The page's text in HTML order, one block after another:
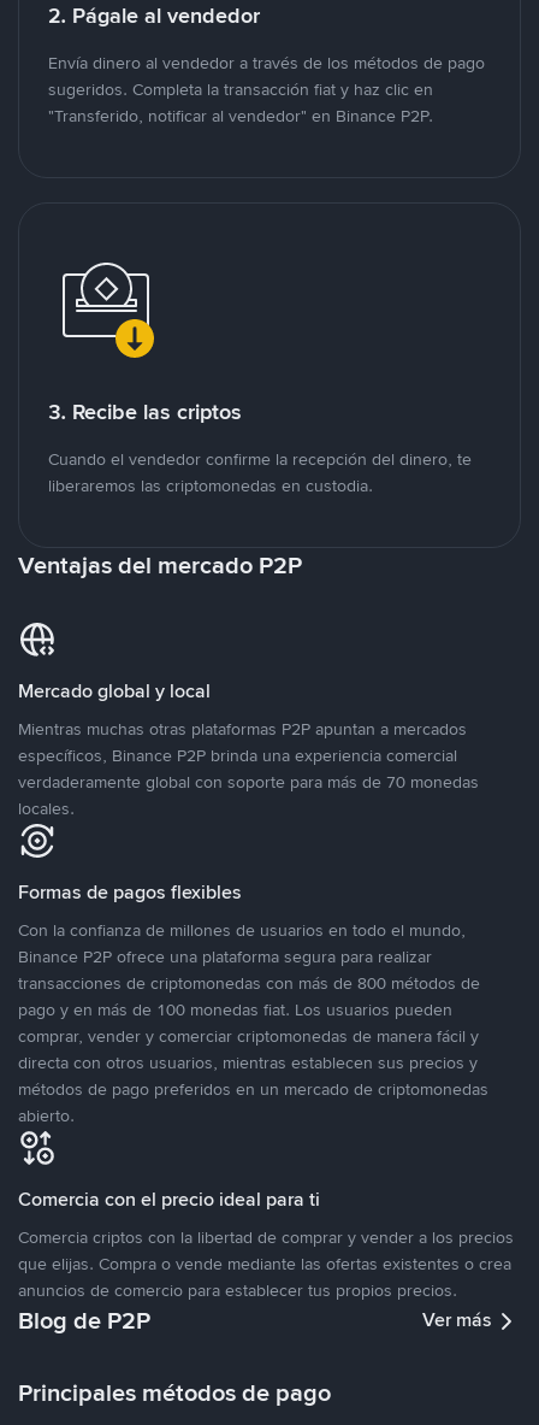
2. Págale al vendedor
Envía dinero al vendedor a través de los métodos de pago
sugeridos. Completa la transacción fiat y haz clic en
"Transferido, notificar al vendedor" en Binance P2P.
3. Recibe las criptos
Cuando el vendedor confirme la recepción del dinero, te
liberaremos las criptomonedas en custodia.
Ventajas del mercado P2P
Mercado global y local
Mientras muchas otras plataformas P2P apuntan a mercados
específicos, Binance P2P brinda una experiencia comercial
verdaderamente global con soporte para más de 70 monedas
locales.
Formas de pagos flexibles
Con la confianza de millones de usuarios en todo el mundo,
Binance P2P ofrece una plataforma segura para realizar
transacciones de criptomonedas con más de 800 métodos de
pago y en más de 100 monedas fiat. Los usuarios pueden
comprar, vender y comerciar criptomonedas de manera fácil y
directa con otros usuarios, mientras establecen sus precios y
métodos de pago preferidos en un mercado de criptomonedas
abierto.
Comercia con el precio ideal para ti
Comercia criptos con la libertad de comprar y vender a los precios
que elijas. Compra o vende mediante las ofertas existentes o crea
anuncios de comercio para establecer tus propios precios.
Blog de P2P Ver más
Principales métodos de pago